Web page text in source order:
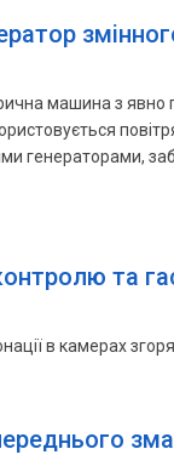
машина з явно
генераторами,
та
в камерах